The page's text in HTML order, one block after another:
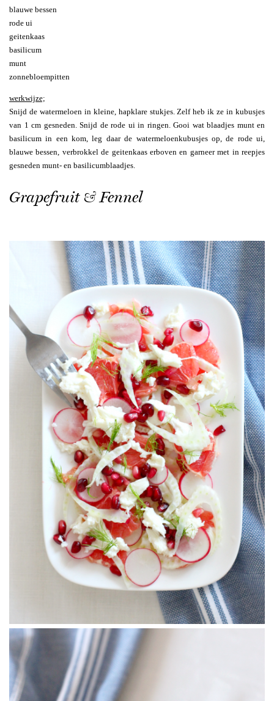
blauwe bessen
rode ui
geitenkaas
basilicum
munt
zonnebloempitten
werkwijze;
Snijd de watermeloen in kleine, hapklare stukjes. Zelf heb ik ze in kubusjes
van 1 cm gesneden. Snijd de rode ui in ringen. Gooi wat blaadjes munt en
basilicum in een kom, leg daar de watermeloenkubusjes op, de rode ui,
blauwe bessen, verbrokkel de geitenkaas erboven en garneer met in reepjes
gesneden munt- en basilicumblaadjes.
Grapefruit & Fennel